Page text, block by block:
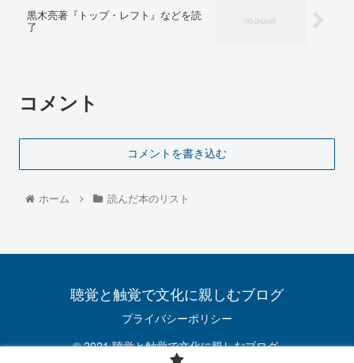
黒木亮著『トップ・レフト』などを読
了
コメント
コメントを書き込む
ホーム 読んだ本のリスト
聴覚と触覚で文化に親しむブログ
プライバシーポリシー
© 2021 聴覚と触覚で文化に親しむブログ.